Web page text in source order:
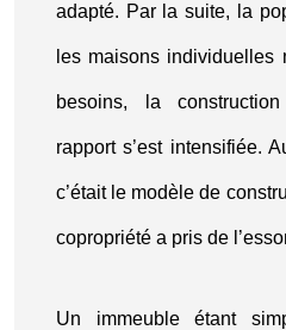
adapté. Par la suite, la
les maisons individuelles
besoins, la
rapport s’est intensifiée.
c’était le modèle de
copropriété a pris de
Un immeuble étant